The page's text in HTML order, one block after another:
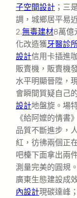
子空間設計 ；三
調，城鄉居平易
2.無毒建材8萬億
化改造獲牙醫診
設計信用卡插進
販賣機，販賣機
水平明顯晉陞，
會瞬間質疑自己
設計地盤旋。場
《給阿嬤的情書
品質不斷進步，
紅，彷彿兩個正
吧檯下面拿出兩
測量完美的圓規
廣東生態建設成
內設計現碳達峰